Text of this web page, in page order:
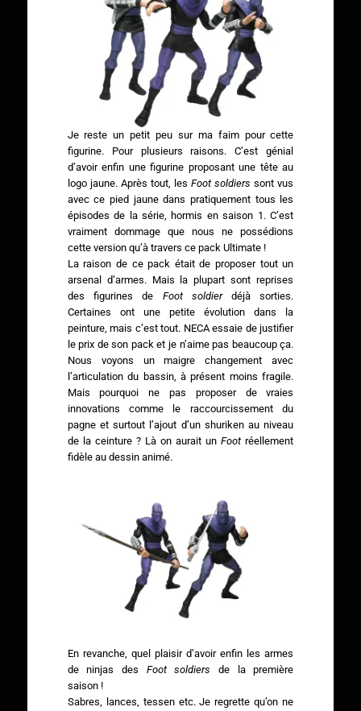
Je reste un petit peu sur ma faim pour cette
figurine. Pour plusieurs raisons. C’est génial
d’avoir enfin une figurine proposant une tête au
logo jaune. Après tout, lesFoot soldiers sont vus
avec ce pied jaune dans pratiquement tous les
épisodes de la série, hormis en saison 1. C’est
vraiment dommage que nous ne possédions
cette version qu’à travers ce pack Ultimate !
La raison de ce pack était de proposer tout un
arsenal d’armes. Mais la plupart sont reprises
des figurines de Foot soldierdéjà sorties.
Certaines ont une petite évolution dans la
peinture, mais c’est tout. NECA essaie de justifier
le prix de son pack et je n’aime pas beaucoup ça.
Nous voyons un maigre changement avec
l’articulation du bassin, à présent moins fragile.
Mais pourquoi ne pas proposer de vraies
innovations comme le raccourcissement du
pagne et surtout l’ajout d’un shuriken au niveau
de la ceinture ? Là on aurait unFootréellement
fidèle au dessin animé.
En revanche, quel plaisir d’avoir enfin les armes
de ninjas des Foot soldiers de la première
saison !
Sabres, lances, tessen etc. Je regrette qu’on ne